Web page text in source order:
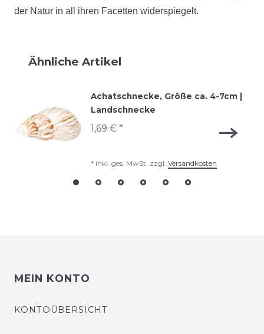
der Natur in all ihren Facetten widerspiegelt.
Ähnliche Artikel
Achatschnecke, Größe ca. 4-7cm |
Landschnecke
1,69 € *
* inkl. ges. MwSt. zzgl. Versandkosten
MEIN KONTO
KONTOÜBERSICHT